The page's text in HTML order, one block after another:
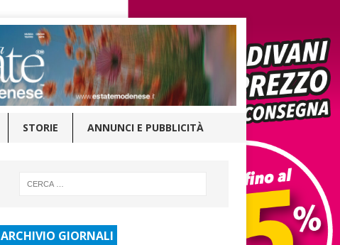
STORIE ANNUNCI E PUBBLICITÀ
ARCHIVIO GIORNALI